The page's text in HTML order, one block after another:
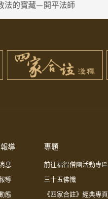
法的寶藏—開平法師
導
息
導
態
專題
前往福智僧團活動專區
三十五佛懺
《四家合註》經典專頁